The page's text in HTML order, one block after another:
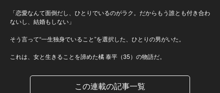
「恋愛なんて面倒だし、ひとりでいるのがラク。だからもう誰とも付き合わ
ないし、結婚もしない」
そう言って“一生独身でいること”を選択した、ひとりの男がいた。
これは、女と生きることを諦めた橘 泰平（35）の物語だ。
この連載の記事一覧